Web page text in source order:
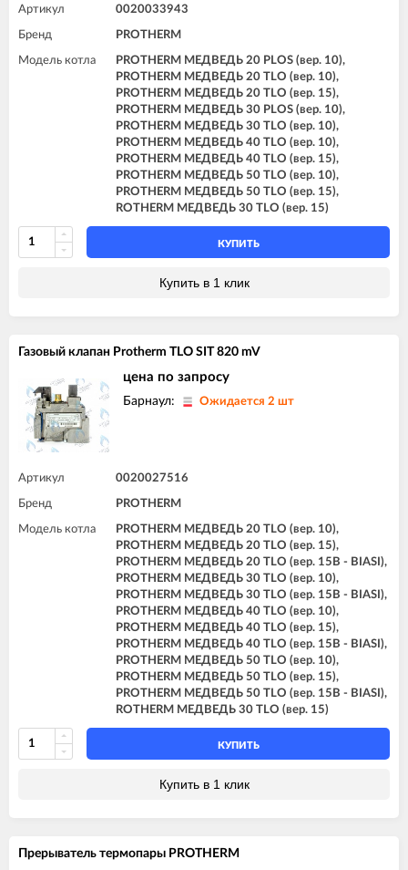
Артикул 0020033943
Бренд PROTHERM
Модель котла
PROTHERM МЕДВЕДЬ 20 PLOS (вер. 10),
PROTHERM МЕДВЕДЬ 20 TLO (вер. 10),
PROTHERM МЕДВЕДЬ 20 TLO (вер. 15),
PROTHERM МЕДВЕДЬ 30 PLOS (вер. 10),
PROTHERM МЕДВЕДЬ 30 TLO (вер. 10),
PROTHERM МЕДВЕДЬ 40 TLO (вер. 10),
PROTHERM МЕДВЕДЬ 40 TLO (вер. 15),
PROTHERM МЕДВЕДЬ 50 TLO (вер. 10),
PROTHERM МЕДВЕДЬ 50 TLO (вер. 15),
ROTHERM МЕДВЕДЬ 30 TLO (вер. 15)
КУПИТЬ
Купить в 1 клик
Газовый клапан Protherm TLO SIT 820 mV
цена по запросу
Барнаул: Ожидается 2 шт
Артикул 0020027516
Бренд PROTHERM
Модель котла
PROTHERM МЕДВЕДЬ 20 TLO (вер. 10),
PROTHERM МЕДВЕДЬ 20 TLO (вер. 15),
PROTHERM МЕДВЕДЬ 20 TLO (вер. 15B - BIASI),
PROTHERM МЕДВЕДЬ 30 TLO (вер. 10),
PROTHERM МЕДВЕДЬ 30 TLO (вер. 15B - BIASI),
PROTHERM МЕДВЕДЬ 40 TLO (вер. 10),
PROTHERM МЕДВЕДЬ 40 TLO (вер. 15),
PROTHERM МЕДВЕДЬ 40 TLO (вер. 15B - BIASI),
PROTHERM МЕДВЕДЬ 50 TLO (вер. 10),
PROTHERM МЕДВЕДЬ 50 TLO (вер. 15),
PROTHERM МЕДВЕДЬ 50 TLO (вер. 15B - BIASI),
ROTHERM МЕДВЕДЬ 30 TLO (вер. 15)
КУПИТЬ
Купить в 1 клик
Прерыватель термопары PROTHERM